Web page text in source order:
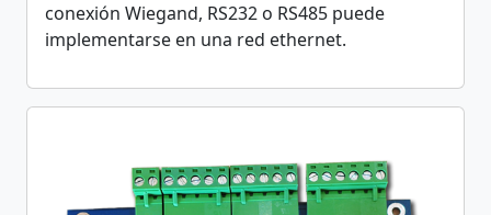
conexión Wiegand, RS232 o RS485 puede
implementarse en una red ethernet.